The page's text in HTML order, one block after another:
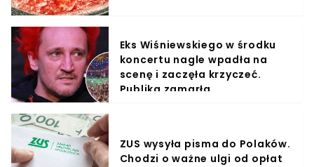
Eks Wiśniewskiego w środku
koncertu nagle wpadła na
scenę i zaczęła krzyczeć.
Publika zamarła
ZUS wysyła pisma do Polaków.
Chodzi o ważne ulgi od opłat